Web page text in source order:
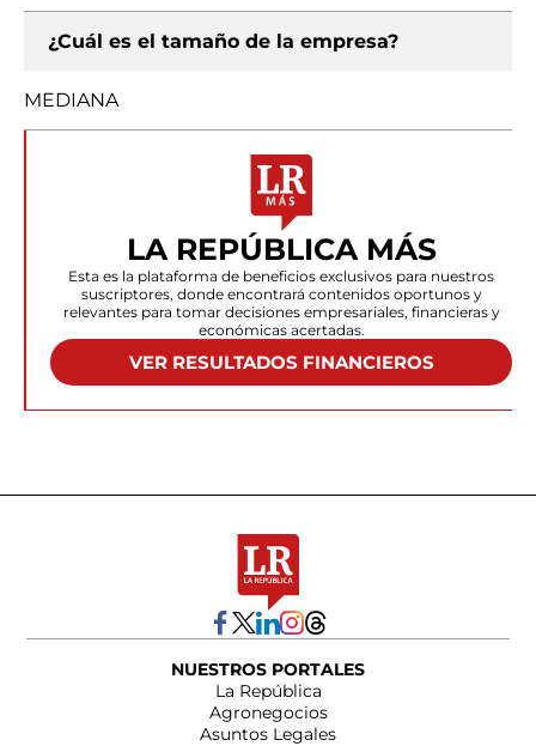
¿Cuál es el tamaño de la empresa?
MEDIANA
LA REPÚBLICA MÁS
Esta es la plataforma de beneficios exclusivos para nuestros
suscriptores, donde encontrará contenidos oportunos y
relevantes para tomar decisiones empresariales, financieras y
económicas acertadas.
VER RESULTADOS FINANCIEROS
NUESTROS PORTALES
La República
Agronegocios
Asuntos Legales